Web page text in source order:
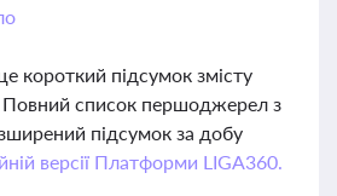
короткий підсумок змісту
Повний список першоджерел з
підсумок за добу
версії Платформи LIGA360.